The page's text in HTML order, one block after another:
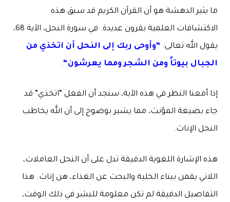
ما يثير الدهشة هو أن القرآن الكريم قد سبق هذه
الاكتشافات العلمية بقرون عديدة. في سورة النحل، الآية 68،
يقول الله تعالى: “وأوحى ربك إلى النحل أن اتخذي من
الجبال بيوتاً ومن الشجر ومما يعرشون“
.
إذا أمعنا النظر في هذه الآية، سنجد أن الفعل “اتخذي” قد
جاء بصيغة المؤنث، مما يشير بوضوح إلى أن الله يخاطب
النحل الإناث.
هذه الإشارة اللغوية الدقيقة تدل على أن النحل العاملات،
اللاتي يقمن ببناء الخلية والبحث عن الغذاء، هن إناث. هذا
التفاصيل الدقيقة لم تكن معلومة للبشر في ذلك الوقت،